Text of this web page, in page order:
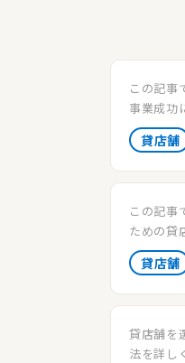
貸店舗
この記事
事業成功
立地の貸
ンスを最
貸店舗
この記事
ための貸
に活用し
貸店舗を
法を詳し